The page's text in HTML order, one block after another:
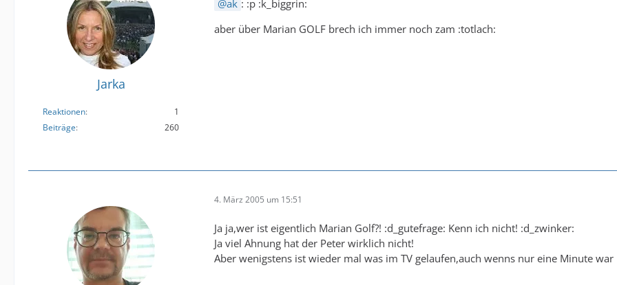
Jarka
Reaktionen
1
Beiträge
260
ak : :p :k_biggrin:
aber über Marian GOLF brech ich immer noch zam :totlach:
4. März 2005 um 15:51
Ja ja,wer ist eigentlich Marian Golf?! :d_gutefrage: Kenn ich nicht! :d_zwinker:
Ja viel Ahnung hat der Peter wirklich nicht!
Aber wenigstens ist wieder mal was im TV gelaufen,auch wenns nur eine Minute war